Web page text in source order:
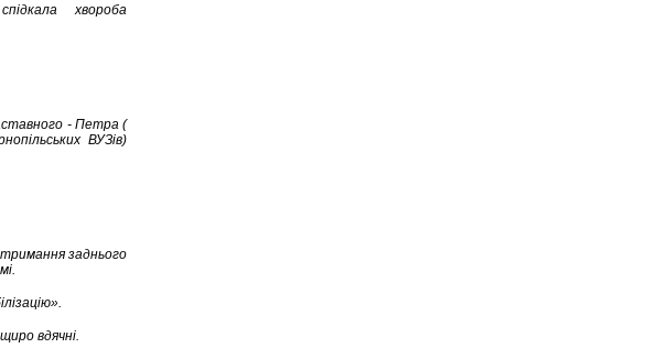
хвороба
- Петра (
ВУЗів)
заднього
вдячні.